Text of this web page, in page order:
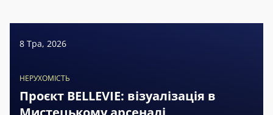
8 Тра, 2026
НЕРУХОМІСТЬ
Проєкт BELLEVIE: візуалізація в